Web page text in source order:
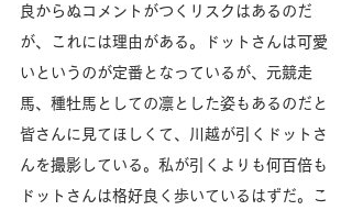
良からぬコメントがつくリスクはあるのだ
が、これには理由がある。ドットさんは可愛
いというのが定番となっているが、元競走
馬、種牡馬としての凛とした姿もあるのだと
皆さんに見てほしくて、川越が引くドットさ
んを撮影している。私が引くよりも何百倍も
ドットさんは格好良く歩いているはずだ。こ